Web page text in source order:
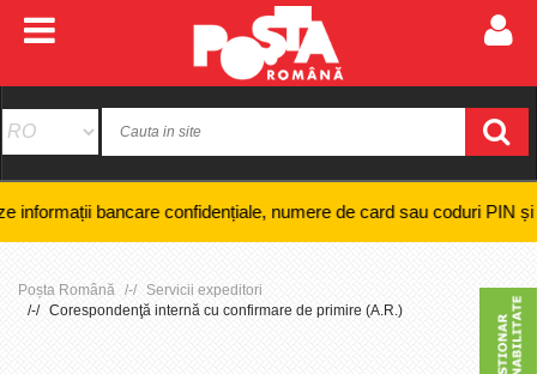
confidențiale, numere de card sau coduri PIN și nici
Poșta Română
Servicii expeditori
Corespondenţă internă cu confirmare de primire (A.R.)